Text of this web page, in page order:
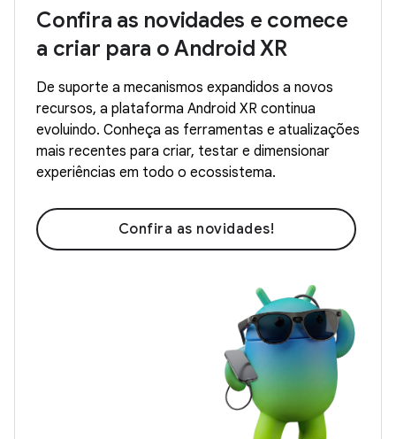
Confira as novidades e comece
a criar para o Android XR
De suporte a mecanismos expandidos a novos
recursos, a plataforma Android XR continua
evoluindo. Conheça as ferramentas e atualizações
mais recentes para criar, testar e dimensionar
experiências em todo o ecossistema.
Confira as novidades!